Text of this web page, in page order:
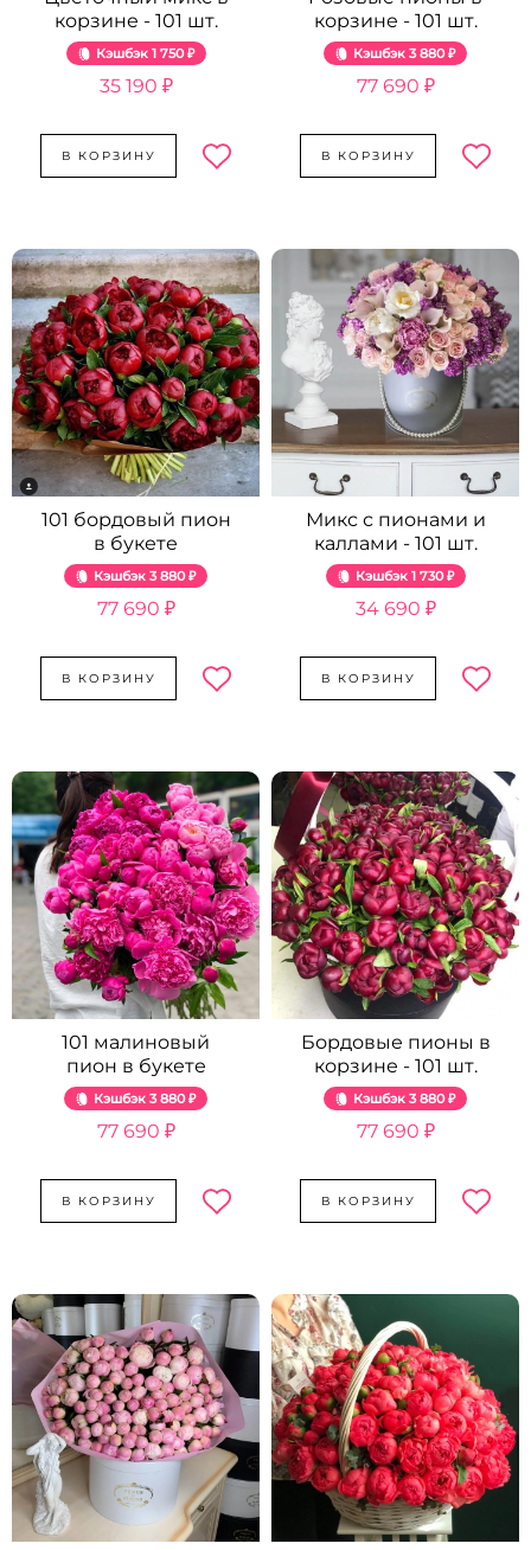
корзине - 101 шт.
Кэшбэк 1 750 ₽
35 190 ₽
В КОРЗИНУ
корзине - 101 шт.
Кэшбэк 3 880 ₽
77 690 ₽
В КОРЗИНУ
101 бордовый пион
в букете
Кэшбэк 3 880 ₽
77 690 ₽
В КОРЗИНУ
Микс с пионами и
каллами - 101 шт.
Кэшбэк 1 730 ₽
34 690 ₽
В КОРЗИНУ
101 малиновый
пион в букете
Кэшбэк 3 880 ₽
77 690 ₽
В КОРЗИНУ
Бордовые пионы в
корзине - 101 шт.
Кэшбэк 3 880 ₽
77 690 ₽
В КОРЗИНУ